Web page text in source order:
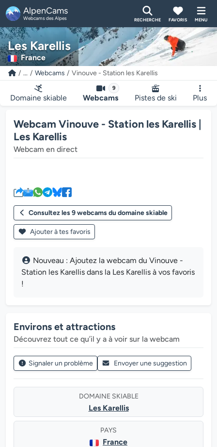
AlpenCams
Webcams des Alpes RECHERCHE FAVORIS MENU
Les Karellis
France
... Webcams Vinouve - Station les Karellis
Domaine skiable
9
Webcams Pistes de ski Plus
Webcam Vinouve - Station les Karellis |
Les Karellis
Webcam en direct
Consultez les 9 webcams du domaine skiable
Ajouter à tes favoris
Nouveau : Ajoutez la webcam du Vinouve -
Station les Karellis dans la Les Karellis à vos favoris
!
Environs et attractions
Découvrez tout ce qu’il y a à voir sur la webcam
Signaler un problème Envoyer une suggestion
DOMAINE SKIABLE
Les Karellis
PAYS
France